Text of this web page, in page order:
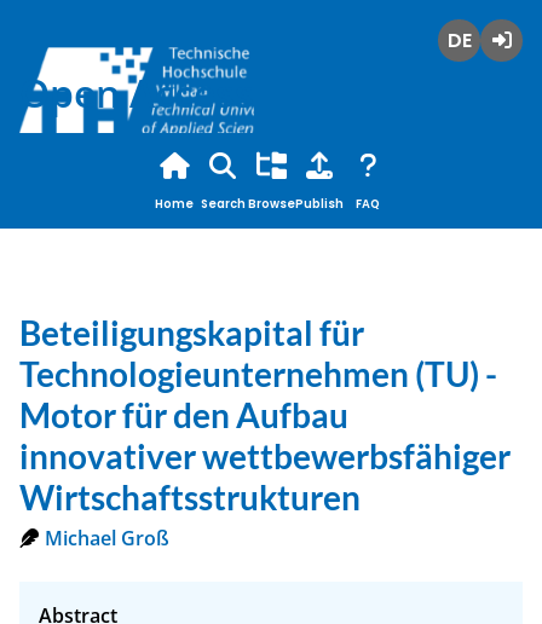
Open Access
Home SearchBrowsePublish FAQ
Beteiligungskapital für
Technologieunternehmen (TU) -
Motor für den Aufbau
innovativer wettbewerbsfähiger
Wirtschaftsstrukturen
Michael Groß